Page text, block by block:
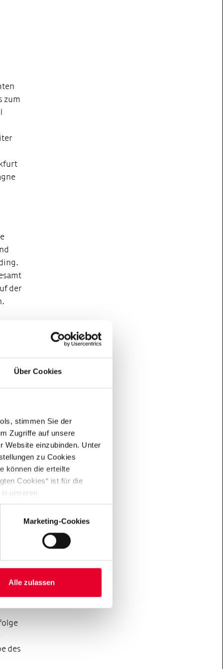
Über Cookies
stimmen Sie der
Zugriffe auf unsere
Website einzubinden. Unter
zu Cookies
können die erteilte
Cookies“ ist für die
unseren
Marketing-Cookies
Alle zulassen
zum
der
den
des